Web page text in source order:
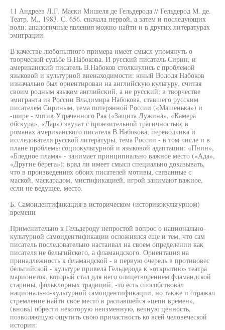
11 Андреев Л.Г. Маски Мишеля де Гельдерода // Гельдерод М. де.
Театр. М., 1983. С. 656. сначала первой, а затем и последующих
волн; аналогичные явления можно найти и в других литературах
эмиграции.
В качестве любопытного примера имеет смысл упомянуть о
творческой судьбе В.Набокова. И русский писатель Сирин, и
американский писатель В.Набоков столкнулись с проблемой
языковой и культурной вненаходимости: юный Володя Набоков
изначально был ориентирован на английскую культуру, считая
своим родным языком английский, а не русский; в творчестве
эмигранта из России Владимира Набокова, ставшего русским
писателем Сириным, тема потерянной России («Машенька») и
-шире - мотив Утраченного Рая («Защита Лужина», «Камера
обскура», «Дар») звучат с пронзительной трагичностью; в
романах американского писателя В.Набокова, переводчика и
исследователя русской литературы, тема России - в том числе и в
плане проблемы социокультурной и языковой адаптации: «Пнин»,
«Бледное пламя» - занимает принципиально важное место («Ада»,
«Другие берега»); вряд ли имеет смысл специально доказывать,
что в произведениях обоих писателей мотивы, связанные с
маской, маскарадом, мистификацией, игрой занимают важное,
если не ведущее, место.
Б. Самоидентификация в историческом (историкокультурном)
времени
Применительно к Гельдероду непростой вопрос о национально-
культурной самоидентификации осложнялся еще и тем, что сам
писатель последовательно настаивал на своем определении как
писателя не бельгийского, а фламандского. Ориентация на
принадлежность к фламандской - в первую очередь в противовес
бельгийской - культуре привела Гельдерода к «открытию» театра
марионеток, который стал для него олицетворением фламандской
старины, фольклорных традиций, -то есть способствовал
национально-культурной самоидентификации, но также и отражал
стремление найти свое место в распавшейся «цепи времен»,
(вновь) обрести некоторую неизменную, вечную ценность,
позволяющую ощутить свою причастность ко всей человеческой
истории: